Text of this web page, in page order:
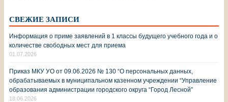
СВЕЖИЕ ЗАПИСИ
Информация о приме заявлений в 1 классы будущего учебного года и о
количестве свободных мест для приема
01.07.2026
Приказ МКУ УО от 09.06.2026 № 130 “О персональных данных,
обрабатываемых в муниципальном казенном учреждении “Управление
образования администрации городского округа “Город Лесной”
18.06.2026